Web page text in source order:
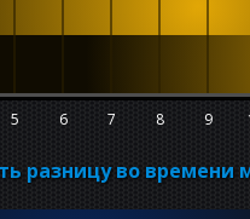
5 6 7 8 9
разницу во